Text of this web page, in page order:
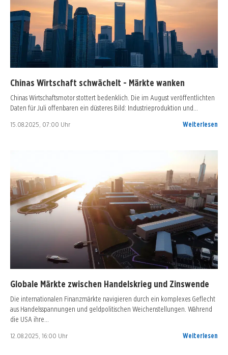
Chinas Wirtschaft schwächelt - Märkte wanken
Chinas Wirtschaftsmotor stottert bedenklich. Die im August veröffentlichten
Daten für Juli offenbaren ein düsteres Bild: Industrieproduktion und…
15.08.2025, 07:00 Uhr Weiterlesen
Globale Märkte zwischen Handelskrieg und Zinswende
Die internationalen Finanzmärkte navigieren durch ein komplexes Geflecht
aus Handelsspannungen und geldpolitischen Weichenstellungen. Während
die USA ihre…
12.08.2025, 16:00 Uhr Weiterlesen